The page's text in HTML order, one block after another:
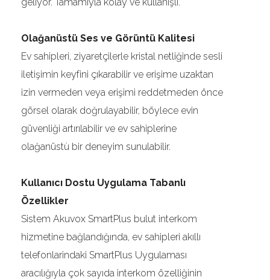
Olağanüstü Ses ve Görüntü Kalitesi
Ev sahipleri, ziyaretçilerle kristal netliğinde sesli
iletişimin keyfini çıkarabilir ve erişime uzaktan
izin vermeden veya erişimi reddetmeden önce
görsel olarak doğrulayabilir, böylece evin
güvenliği artırılabilir ve ev sahiplerine
olağanüstù bir deneyim sunulabilir.
Kullanıcı Dostu Uygulama Tabanlı
Özellikler
Sistem Akuvox SmartPlus bulut interkom
hizmetine bağlandığında, ev sahipleri akıllı
telefonlarindaki SmartPlus Uygulaması
aracılığıyla çok sayıda interkom özelliğinin